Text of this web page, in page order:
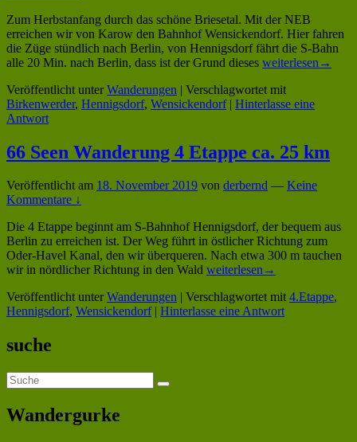
Zum Herbstanfang durch das schöne Briesetal. Mit der NEB
erreichen wir von Karow den Bahnhof Wensickendorf. Hier fahren
die Züge stündlich nach Berlin, von Hennigsdorf fährt die S-Bahn
alle 20 Min. nach Berlin, dass ist der Grund dieses von
nach
Hennigsdorf
km
weiterlesen →
Veröffentlicht unter Wanderungen | Verschlagwortet mit
Birkenwerder, Hennigsdorf, Wensickendorf | Hinterlasse eine
Antwort
66 Seen Wanderung 4 Etappe ca. 25 km
Veröffentlicht am 18. November 2019 von derbernd — Keine
Kommentare ↓
Die 4 Etappe beginnt am S-Bahnhof Hennigsdorf, der bequem aus
Berlin zu erreichen ist. Der Weg führt in östlicher Richtung zum
Oder-Havel Kanal, den wir überqueren. Nach etwa 300 m tauchen
wir in nördlicher Richtung in den Wald 66
Wanderung
4
weiterlesen→
Veröffentlicht unter Wanderungen | Verschlagwortet mit 4.Etappe,
Hennigsdorf, Wensickendorf | Hinterlasse eine Antwort
Primärer
Widgetbereich
suche
Suchen
nach:
Suchen
Wandergurke